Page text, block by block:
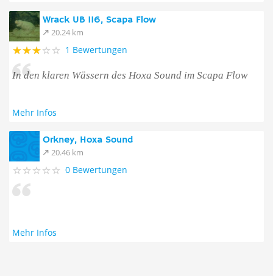
Wrack UB 116, Scapa Flow
20.24 km
1 Bewertungen
In den klaren Wässern des Hoxa Sound im Scapa Flow
Mehr Infos
Orkney, Hoxa Sound
20.46 km
0 Bewertungen
Mehr Infos